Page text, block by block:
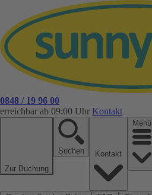
0848 / 19 96 00
erreichbar ab 09:00 Uhr Kontakt
Zur Buchung
Suchen
Menü